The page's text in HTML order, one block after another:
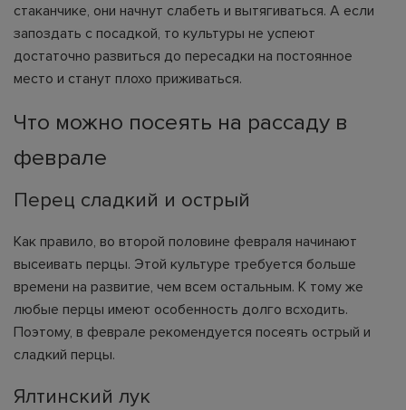
стаканчике, они начнут слабеть и вытягиваться. А если
запоздать с посадкой, то культуры не успеют
достаточно развиться до пересадки на постоянное
место и станут плохо приживаться.
Что можно посеять на рассаду в
феврале
Перец сладкий и острый
Как правило, во второй половине февраля начинают
высеивать перцы. Этой культуре требуется больше
времени на развитие, чем всем остальным. К тому же
любые перцы имеют особенность долго всходить.
Поэтому, в феврале рекомендуется посеять острый и
сладкий перцы.
Ялтинский лук